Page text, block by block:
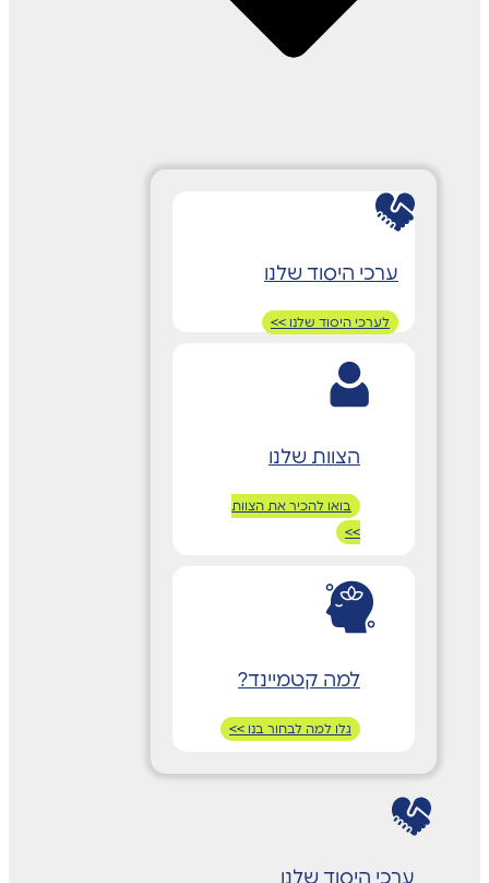
ערכי היסוד שלנו
לערכי היסוד שלנו >>
הצוות שלנו
בואו להכיר את הצוות
>>
למה קטמיינד?
גלו למה לבחור בנו >>
ערכי היסוד שלנו